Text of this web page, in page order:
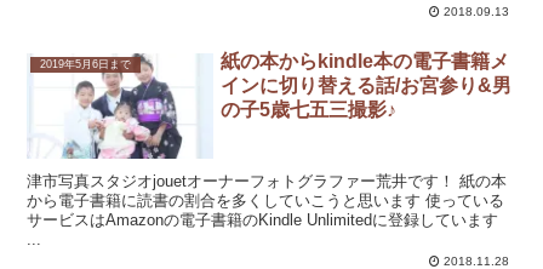
2018.09.13
2019年5月6日まで
紙の本からkindle本の電子書籍メ
インに切り替える話/お宮参り&男
の子5歳七五三撮影♪
津市写真スタジオjouetオーナーフォトグラファー荒井です！ 紙の本
から電子書籍に読書の割合を多くしていこうと思います 使っている
サービスはAmazonの電子書籍のKindle Unlimitedに登録しています
2018.11.28